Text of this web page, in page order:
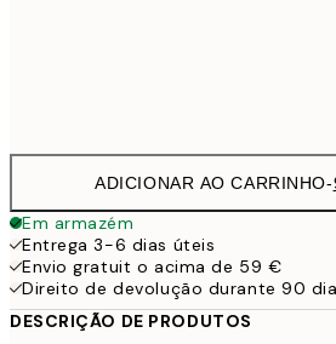
ADICIONAR AO CARRINHO-
Em armazém
Entrega 3-6 dias úteis
Envio gratuit o acima de 59 €
Direito de devolução durante 90
DESCRIÇÃO DE PRODUTOS